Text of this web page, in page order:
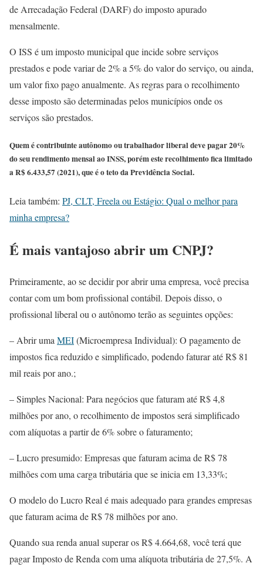
de Arrecadação Federal (DARF) do imposto apurado
mensalmente.
O ISS é um imposto municipal que incide sobre serviços
prestados e pode variar de 2% a 5% do valor do serviço, ou ainda,
um valor fixo pago anualmente. As regras para o recolhimento
desse imposto são determinadas pelos municípios onde os
serviços são prestados.
Quem é contribuinte autônomo ou trabalhador liberal deve pagar 20%
do seu rendimento mensal ao INSS, porém este recolhimento fica limitado
a R$ 6.433,57 (2021), que é o teto da Previdência Social.
Leia também: PJ, CLT, Freela ou Estágio: Qual o melhor para
minha empresa?
É mais vantajoso abrir um CNPJ?
Primeiramente, ao se decidir por abrir uma empresa, você precisa
contar com um bom profissional contábil. Depois disso, o
profissional liberal ou o autônomo terão as seguintes opções:
– Abrir umaMEI(Microempresa Individual): O pagamento de
impostos fica reduzido e simplificado, podendo faturar até R$ 81
mil reais por ano.;
– Simples Nacional: Para negócios que faturam até R$ 4,8
milhões por ano, o recolhimento de impostos será simplificado
com alíquotas a partir de 6% sobre o faturamento;
– Lucro presumido: Empresas que faturam acima de R$ 78
milhões com uma carga tributária que se inicia em 13,33%;
O modelo do Lucro Real é mais adequado para grandes empresas
que faturam acima de R$ 78 milhões por ano.
Quando sua renda anual superar os R$ 4.664,68, você terá que
pagar Imposto de Renda com uma alíquota tributária de 27,5%. A